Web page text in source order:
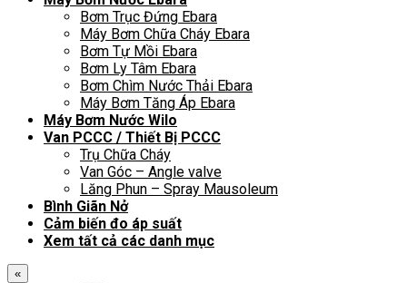
Bơm Trục Đứng Ebara
Máy Bơm Chữa Cháy Ebara
Bơm Tự Mồi Ebara
Bơm Ly Tâm Ebara
Bơm Chìm Nước Thải Ebara
Máy Bơm Tăng Áp Ebara
Máy Bơm Nước Wilo
Van PCCC / Thiết Bị PCCC
Trụ Chữa Cháy
Van Góc – Angle valve
Lăng Phun – Spray Mausoleum
Bình Giãn Nở
Cảm biến đo áp suất
Xem tất cả các danh mục
«